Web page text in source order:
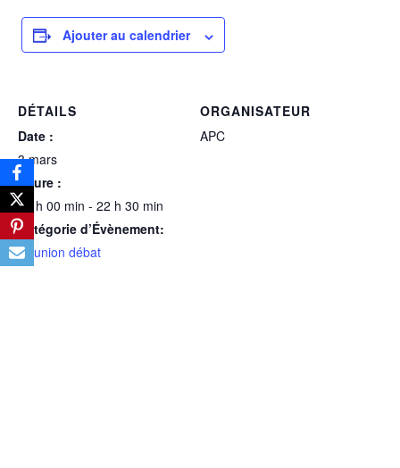
Ajouter au calendrier
DÉTAILS
Date :
3 mars
Heure :
20 h 00 min - 22 h 30 min
Catégorie d’Évènement:
Réunion débat
ORGANISATEUR
APC